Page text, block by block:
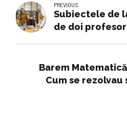
PREVIOUS
Subiectele de
de doi
Barem Matematică
Cum se